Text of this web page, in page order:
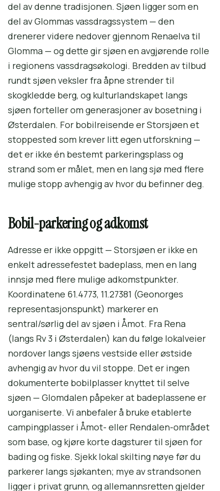
del av denne tradisjonen. Sjøen ligger som en
del av Glommas vassdragssystem — den
drenerer videre nedover gjennom Renaelva til
Glomma — og dette gir sjøen en avgjørende rolle
i regionens vassdragsøkologi. Bredden av tilbud
rundt sjøen veksler fra åpne strender til
skogkledde berg, og kulturlandskapet langs
sjøen forteller om generasjoner av bosetning i
Østerdalen. For bobilreisende er Storsjøen et
stoppested som krever litt egen utforskning —
det er ikke én bestemt parkeringsplass og
strand som er målet, men en lang sjø med flere
mulige stopp avhengig av hvor du befinner deg.
Bobil-parkering og adkomst
Adresse er ikke oppgitt — Storsjøen er ikke en
enkelt adressefestet badeplass, men en lang
innsjø med flere mulige adkomstpunkter.
Koordinatene 61.4773, 11.27381 (Geonorges
representasjonspunkt) markerer en
sentral/sørlig del av sjøen i Åmot. Fra Rena
(langs Rv 3 i Østerdalen) kan du følge lokalveier
nordover langs sjøens vestside eller østside
avhengig av hvor du vil stoppe. Det er ingen
dokumenterte bobilplasser knyttet til selve
sjøen — Glomdalen påpeker at badeplassene er
uorganiserte. Vi anbefaler å bruke etablerte
campingplasser i Åmot- eller Rendalen-området
som base, og kjøre korte dagsturer til sjøen for
bading og fiske. Sjekk lokal skilting nøye før du
parkerer langs sjøkanten; mye av strandsonen
ligger i privat grunn, og allemannsretten gjelder